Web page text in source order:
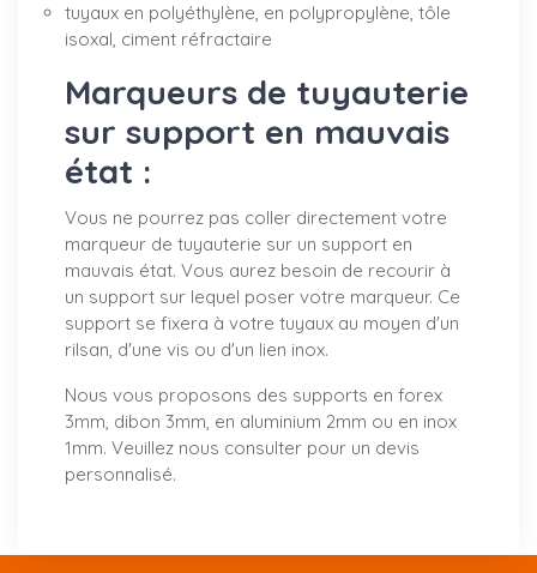
tuyaux en polyéthylène, en polypropylène, tôle
isoxal, ciment réfractaire
Marqueurs de tuyauterie
sur support en mauvais
état :
Vous ne pourrez pas coller directement votre
marqueur de tuyauterie sur un support en
mauvais état. Vous aurez besoin de recourir à
un support sur lequel poser votre marqueur. Ce
support se fixera à votre tuyaux au moyen d'un
rilsan, d'une vis ou d'un lien inox.
Nous vous proposons des supports en forex
3mm, dibon 3mm, en aluminium 2mm ou en inox
1mm. Veuillez nous consulter pour un devis
personnalisé.